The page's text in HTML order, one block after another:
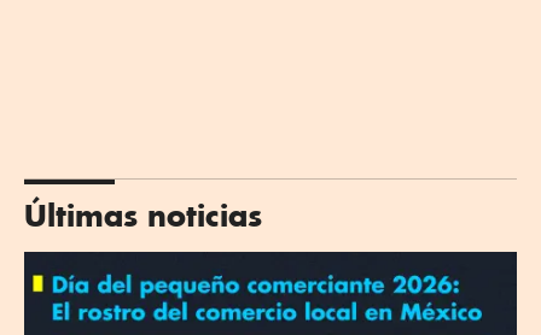
Últimas noticias